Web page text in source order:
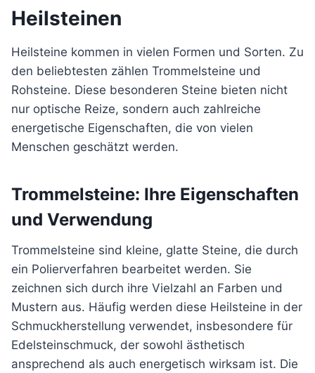
Heilsteinen
Heilsteine kommen in vielen Formen und Sorten. Zu
den beliebtesten zählen Trommelsteine und
Rohsteine. Diese besonderen Steine bieten nicht
nur optische Reize, sondern auch zahlreiche
energetische Eigenschaften, die von vielen
Menschen geschätzt werden.
Trommelsteine: Ihre Eigenschaften
und Verwendung
Trommelsteine sind kleine, glatte Steine, die durch
ein Polierverfahren bearbeitet werden. Sie
zeichnen sich durch ihre Vielzahl an Farben und
Mustern aus. Häufig werden diese Heilsteine in der
Schmuckherstellung verwendet, insbesondere für
Edelsteinschmuck, der sowohl ästhetisch
ansprechend als auch energetisch wirksam ist. Die